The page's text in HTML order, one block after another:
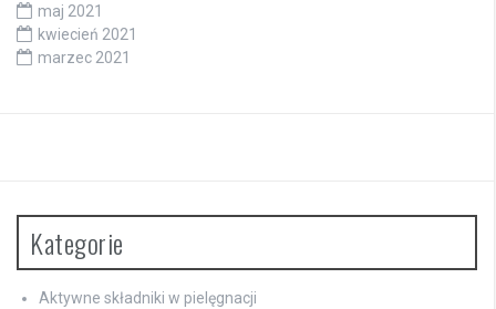
maj 2021
kwiecień 2021
marzec 2021
Kategorie
Aktywne składniki w pielęgnacji